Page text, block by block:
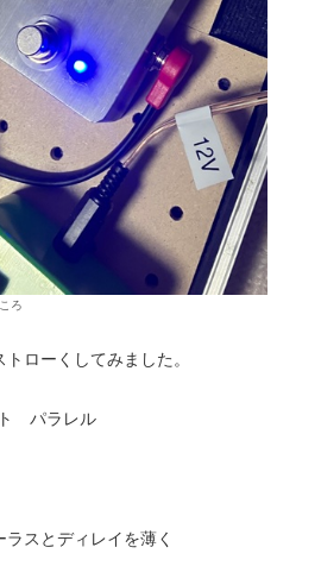
ろ
ローくしてみました。
パラレル
スとディレイを薄く